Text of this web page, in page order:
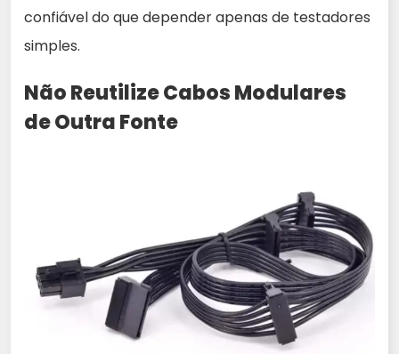
confiável do que depender apenas de testadores
simples.
Não Reutilize Cabos Modulares
de Outra Fonte